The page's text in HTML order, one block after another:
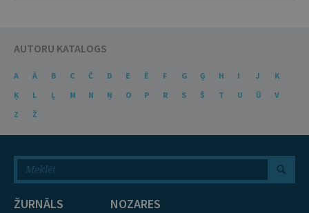
AUTORU KATALOGS
A Ā B C Č D E Ē F G Ģ H I J
K
Ķ
L Ļ M N Ņ O P R S Š T U Ū
V
Z
Ž
ŽURNĀLS
NOZARES